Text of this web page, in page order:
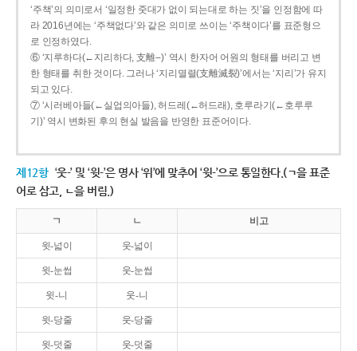
‘주책’의 의미로서 ‘일정한 줏대가 없이 되는대로 하는 짓’을 인정함에 따
라 2016년에는 ‘주책없다’와 같은 의미로 쓰이는 ‘주책이다’를 표준형으
로 인정하였다.
⑥ ‘지루하다(←지리하다, 支離--)’ 역시 한자어 어원의 형태를 버리고 변
한 형태를 취한 것이다. 그러나 ‘지리멸렬(支離滅裂)’에서는 ‘지리’가 유지
되고 있다.
⑦ ‘시러베아들(←실업의아들), 허드레(←허드래), 호루라기(←호루루
기)’ 역시 변화된 후의 현실 발음을 반영한 표준어이다.
제12항 ‘웃-’ 및 ‘윗-’은 명사 ‘위’에 맞추어 ‘윗-’으로 통일한다.(ㄱ을 표준
어로 삼고, ㄴ을 버림.)
ㄱ ㄴ 비고
윗-넓이 웃-넓이
윗-눈썹 웃-눈썹
윗-니 웃-니
윗-당줄 웃-당줄
윗-덧줄 웃-덧줄